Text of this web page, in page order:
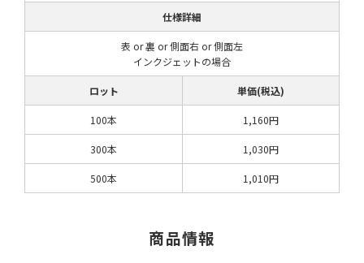
仕様詳細
表 or 裏 or 側面右 or 側面左
インクジェットの場合
ロット 単価(税込)
100本 1,160円
300本 1,030円
500本 1,010円
商品情報